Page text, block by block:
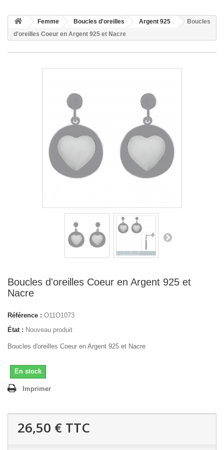
Femme Boucles d'oreilles Argent 925
Boucles
d'oreilles Coeur en Argent 925 et Nacre
Boucles d'oreilles Coeur en Argent 925 et
Nacre
Référence : O11O1073
État : Nouveau produit
Boucles d'oreilles Coeur en Argent 925 et Nacre
En stock
Imprimer
26,50 € TTC